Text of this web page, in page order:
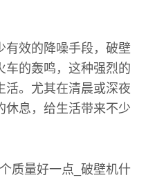
有效的降噪手段，破壁
车的轰鸣，这种强烈的
活。尤其在清晨或深夜
休息，给生活带来不少